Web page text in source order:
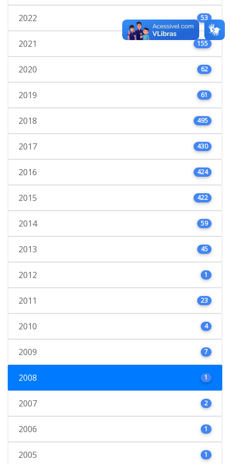
2022 53
2021 155
2020 62
2019 61
2018 495
2017 430
2016 424
2015 422
2014 59
2013 45
2012 1
2011 23
2010 4
2009 7
2008 1
2007 2
2006 1
2005 1